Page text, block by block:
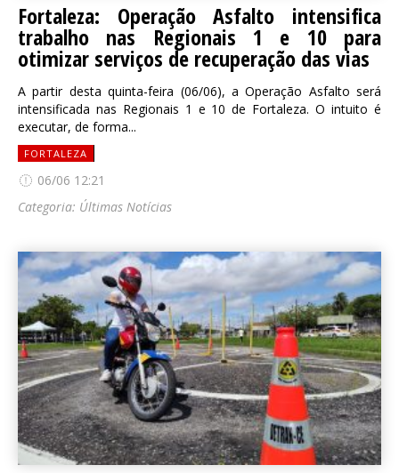
Fortaleza: Operação Asfalto intensifica
trabalho nas Regionais 1 e 10 para
otimizar serviços de recuperação das vias
A partir desta quinta-feira (06/06), a Operação Asfalto será
intensificada nas Regionais 1 e 10 de Fortaleza. O intuito é
executar, de forma...
FORTALEZA
06/06 12:21
Categoria: Últimas Notícias